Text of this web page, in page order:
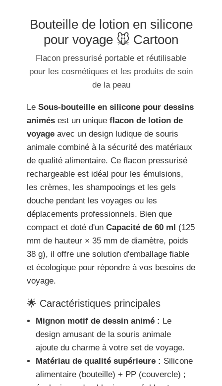
Bouteille de lotion en silicone
pour voyage 🐭 Cartoon
Flacon pressurisé portable et réutilisable
pour les cosmétiques et les produits de soin
de la peau
Le Sous-bouteille en silicone pour dessins
animés est un unique flacon de lotion de
voyage avec un design ludique de souris
animale combiné à la sécurité des matériaux
de qualité alimentaire. Ce flacon pressurisé
rechargeable est idéal pour les émulsions,
les crèmes, les shampooings et les gels
douche pendant les voyages ou les
déplacements professionnels. Bien que
compact et doté d'un Capacité de 60 ml (125
mm de hauteur × 35 mm de diamètre, poids
38 g), il offre une solution d'emballage fiable
et écologique pour répondre à vos besoins de
voyage.
🌟 Caractéristiques principales
Mignon motif de dessin animé : Le
design amusant de la souris animale
ajoute du charme à votre set de voyage.
Matériau de qualité supérieure : Silicone
alimentaire (bouteille) + PP (couvercle) ;